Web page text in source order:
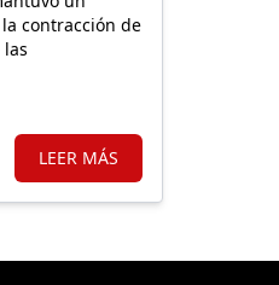
contracción de
LEER MÁS